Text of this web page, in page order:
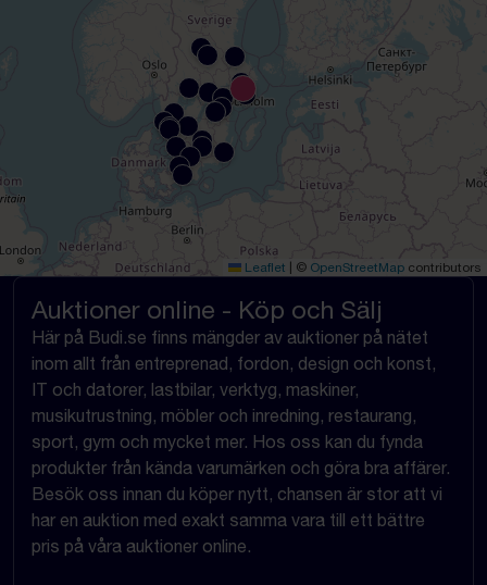
Leaflet | © OpenStreetMap contributors
Auktioner online - Köp och Sälj
Här på Budi.se finns mängder av auktioner på nätet
inom allt från entreprenad, fordon, design och konst,
IT och datorer, lastbilar, verktyg, maskiner,
musikutrustning, möbler och inredning, restaurang,
sport, gym och mycket mer. Hos oss kan du fynda
produkter från kända varumärken och göra bra affärer.
Besök oss innan du köper nytt, chansen är stor att vi
har en auktion med exakt samma vara till ett bättre
pris på våra auktioner online.